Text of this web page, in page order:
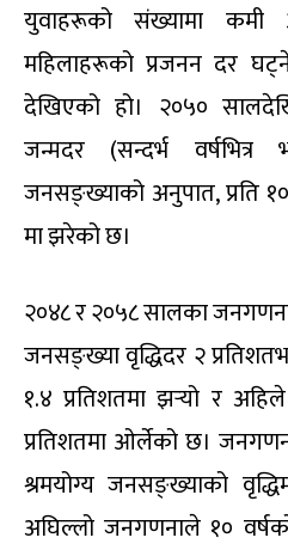
युवाहरूको संख्यामा
महिलाहरूको प्रजनन दर
देखिएको हो। २०५०
जन्मदर (सन्दर्भ
जनसङ्ख्याको अनुपात, प्रति
मा झरेको छ।
२०४८ र २०५८ सालका
जनसङ्ख्या वृद्धिदर २
१.४ प्रतिशतमा झर्‍यो र
प्रतिशतमा ओर्लेको छ।
श्रमयोग्य जनसङ्ख्याको
अघिल्लो जनगणनाले १०